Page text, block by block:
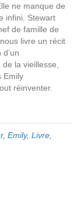
ne manque de
infini. Stewart
de famille de
livre un récit
la vieillesse,
Emily
réinventer.
, Emily, Livre